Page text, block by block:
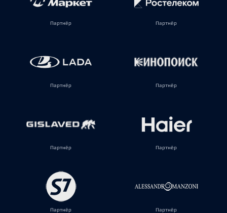
Партнёр Партнёр
Партнёр Партнёр
Партнёр Партнёр
Партнёр Партнёр